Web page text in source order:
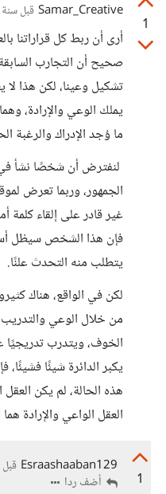
1
Samar_Creative قبل
أرى أن ربط كل قراراتنا
صحيح أن التجارب
تشكيل وعينا، لكن هذا لا
يملك الوعي والإرادة،
ما وُجد الإدراك والرغبة
لنفترض أن شخصًا نشأ
الجمهور، وربما تعرض
غير قادر على إلقاء كلمة
فإن هذا الشخص سيظل
يتطلب منه التحدث علنًا.
لكن في الواقع، هناك
من خلال الوعي
الخوف، ويتدرب
يكبر الدائرة شيئًا
هذه الحالة، لم يكن
العقل الواعي والإرادة
1
Esraashaaban129
أضف ردا